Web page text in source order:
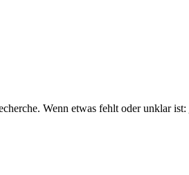
Wenn etwas fehlt oder unklar ist: